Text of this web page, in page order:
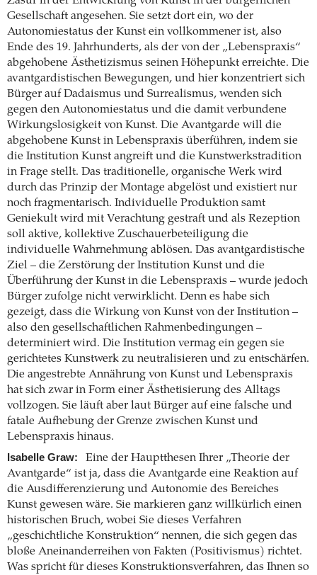
Gesellschaft angesehen. Sie setzt dort ein, wo der
Autonomiestatus der Kunst ein vollkommener ist, also
Ende des 19. Jahrhunderts, als der von der „Lebenspraxis“
abgehobene Ästhetizismus seinen Höhepunkt erreichte. Die
avantgardistischen Bewegungen, und hier konzentriert sich
Bürger auf Dadaismus und Surrealismus, wenden sich
gegen den Autonomiestatus und die damit verbundene
Wirkungslosigkeit von Kunst. Die Avantgarde will die
abgehobene Kunst in Lebenspraxis überführen, indem sie
die Institution Kunst angreift und die Kunstwerkstradition
in Frage stellt. Das traditionelle, organische Werk wird
durch das Prinzip der Montage abgelöst und existiert nur
noch fragmentarisch. Individuelle Produktion samt
Geniekult wird mit Verachtung gestraft und als Rezeption
soll aktive, kollektive Zuschauerbeteiligung die
individuelle Wahrnehmung ablösen. Das avantgardistische
Ziel – die Zerstörung der Institution Kunst und die
Überführung der Kunst in die Lebenspraxis – wurde jedoch
Bürger zufolge nicht verwirklicht. Denn es habe sich
gezeigt, dass die Wirkung von Kunst von der Institution –
also den gesellschaftlichen Rahmenbedingungen –
determiniert wird. Die Institution vermag ein gegen sie
gerichtetes Kunstwerk zu neutralisieren und zu entschärfen.
Die angestrebte Annährung von Kunst und Lebenspraxis
hat sich zwar in Form einer Ästhetisierung des Alltags
vollzogen. Sie läuft aber laut Bürger auf eine falsche und
fatale Aufhebung der Grenze zwischen Kunst und
Lebenspraxis hinaus.
Isabelle Graw:
Eine der Hauptthesen Ihrer „Theorie der
Avantgarde“ ist ja, dass die Avantgarde eine Reaktion auf
die Ausdifferenzierung und Autonomie des Bereiches
Kunst gewesen wäre. Sie markieren ganz willkürlich einen
historischen Bruch, wobei Sie dieses Verfahren
„geschichtliche Konstruktion“ nennen, die sich gegen das
bloße Aneinanderreihen von Fakten (Positivismus) richtet.
Was spricht für dieses Konstruktionsverfahren, das Ihnen so